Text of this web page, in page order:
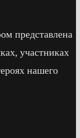
представлена
участниках
нашего